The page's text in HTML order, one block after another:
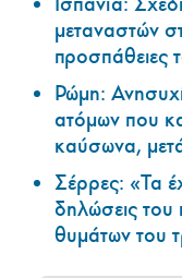
μεταναστών
προσπάθειες
Ρώμη:
ατόμων που
καύσωνα,
Σέρρες: «Τα
δηλώσεις του
θυμάτων του